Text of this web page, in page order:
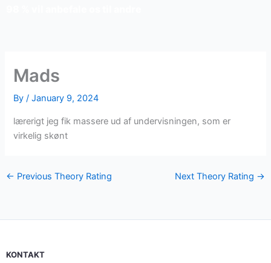
Mads
By/January 9, 2024
lærerigt jeg fik massere ud af undervisningen, som er
virkelig skønt
← Previous Theory Rating Next Theory Rating →
KONTAKT